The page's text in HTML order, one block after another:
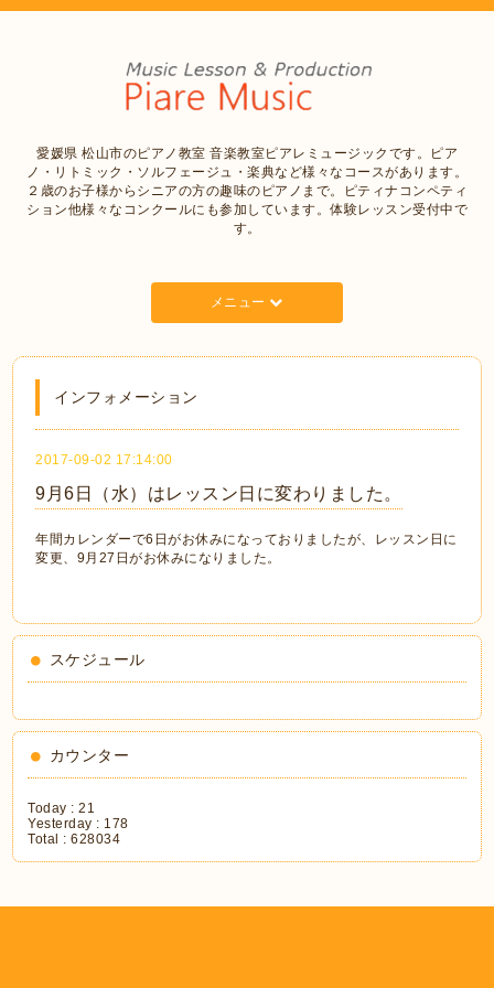
愛媛県 松山市のピアノ教室 音楽教室ピアレミュージックです。ピア
ノ・リトミック・ソルフェージュ・楽典など様々なコースがあります。
２歳のお子様からシニアの方の趣味のピアノまで。ピティナコンペティ
ション他様々なコンクールにも参加しています。体験レッスン受付中で
す。
メニュー
インフォメーション
2017-09-02 17:14:00
9月6日（水）はレッスン日に変わりました。
年間カレンダーで6日がお休みになっておりましたが、レッスン日に
変更、9月27日がお休みになりました。
スケジュール
カウンター
Today :21
Yesterday : 178
Total :628034